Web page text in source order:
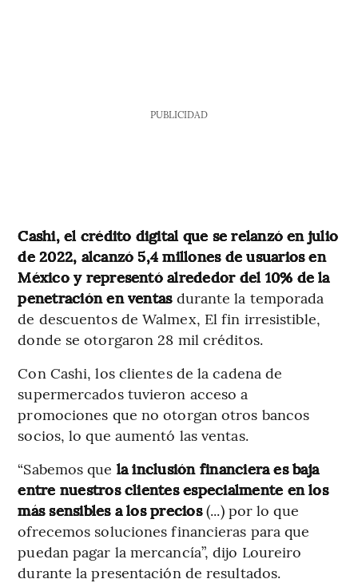
PUBLICIDAD
Cashi, el crédito digital que se relanzó en julio
de 2022, alcanzó 5,4 millones de usuarios en
México y representó alrededor del 10% de la
penetración en ventasdurante la temporada
de descuentos de Walmex, El fin irresistible,
donde se otorgaron 28 mil créditos.
Con Cashi, los clientes de la cadena de
supermercados tuvieron acceso a
promociones que no otorgan otros bancos
socios, lo que aumentó las ventas.
“Sabemos que la inclusión financiera es baja
entre nuestros clientes especialmente en los
más sensibles a los precios(...) por lo que
ofrecemos soluciones financieras para que
puedan pagar la mercancía”, dijo Loureiro
durante la presentación de resultados.